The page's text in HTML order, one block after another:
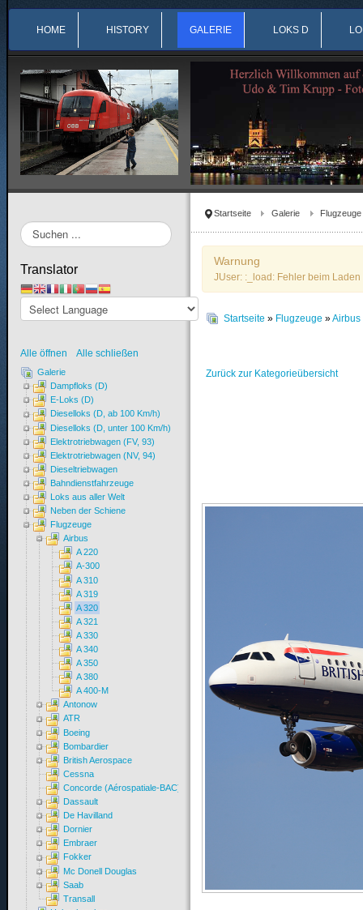
HOME HISTORY GALERIE LOKS D
Startseite Galerie Flugzeuge
Warnung
JUser: :_load: Fehler beim
Startseite » Flugzeuge »Airbus
Zurück zur Kategorieübersicht
Suchen
...
Translator
Alle öffnen Alle schließen
Galerie
Dampfloks (D)
E-Loks (D)
Dieselloks (D, ab 100 Km/h)
Dieselloks (D, unter 100 Km/h)
Elektrotriebwagen (FV, 93)
Elektrotriebwagen (NV, 94)
Dieseltriebwagen
Bahndienstfahrzeuge
Loks aus aller Welt
Neben der Schiene
Flugzeuge
Airbus
A 220
A-300
A 310
A 319
A 320
A 321
A 330
A 340
A 350
A 380
A 400-M
Antonow
ATR
Boeing
Bombardier
British Aerospace
Cessna
Concorde (Aérospatiale-BAC)
Dassault
De Havilland
Dornier
Embraer
Fokker
Mc Donell Douglas
Saab
Transall